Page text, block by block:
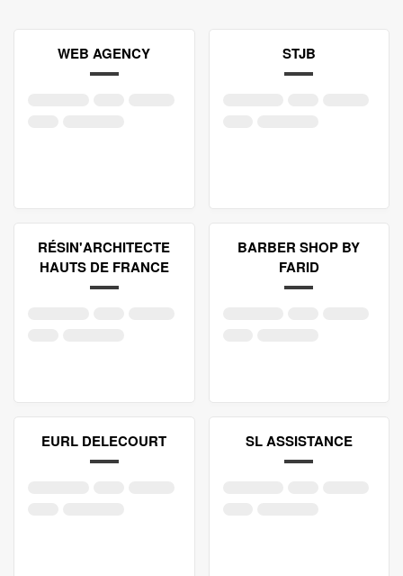
WEB AGENCY STJB
RÉSIN'ARCHITECTE
HAUTS DE FRANCE
BARBER SHOP BY
FARID
EURL DELECOURT SL ASSISTANCE